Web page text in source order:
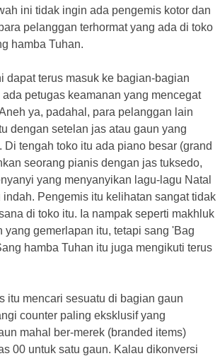
ini tidak ingin ada pengemis kotor dan
pelanggan terhormat yang ada di toko
hamba Tuhan.
dapat terus masuk ke bagian-bagian
ada petugas keamanan yang mencegat
ya, padahal, para pelanggan lain
dengan setelan jas atau gaun yang
Di tengah toko itu ada piano besar (grand
seorang pianis dengan jas tuksedo,
yang menyanyikan lagu-lagu Natal
Pengemis itu kelihatan sangat tidak
di toko itu. Ia nampak seperti makhluk
yang gemerlapan itu, tetapi sang 'Bag
hamba Tuhan itu juga mengikuti terus
itu mencari sesuatu di bagian gaun
counter paling eksklusif yang
mahal ber-merek (branded items)
00 untuk satu gaun. Kalau dikonversi